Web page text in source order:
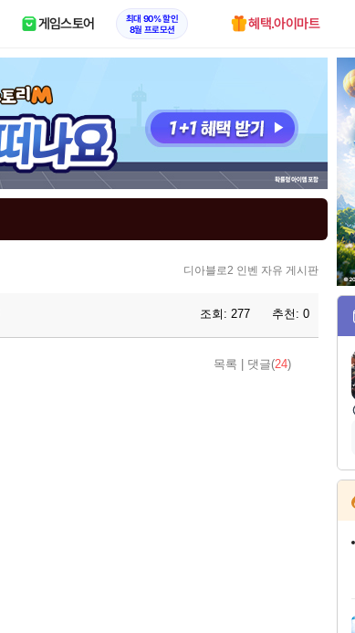
게임스토어
최대 90% 할인
8월 프로모션
혜택.아이마트
디아블로2 인벤 자유 게시판
조회: 277 추천: 0
목록 댓글(24)